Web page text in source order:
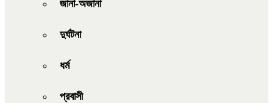
জানা-অজানা
দুর্ঘটনা
ধর্ম
প্রবাসী